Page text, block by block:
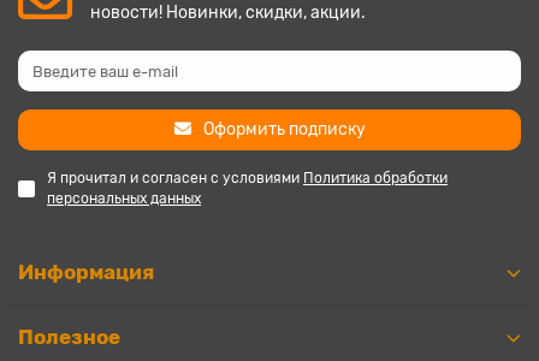
новости! Новинки, скидки, акции.
Оформить подписку
Я прочитал и согласен с условиями Политика обработки
персональных данных
Информация
Полезное